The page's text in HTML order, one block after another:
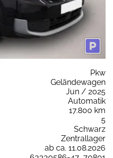
Pkw
Geländewagen
Jun / 2025
Automatik
17.800 km
5
Schwarz
Zentrallager
ab ca. 11.08.2026